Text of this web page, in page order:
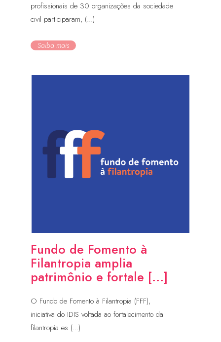
profissionais de 30 organizações da sociedade
civil participaram, (...)
Saiba mais
Fundo de Fomento à
Filantropia amplia
patrimônio e fortale [...]
O Fundo de Fomento à Filantropia (FFF),
iniciativa do IDIS voltada ao fortalecimento da
filantropia es (...)